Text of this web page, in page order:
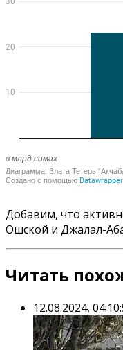
Добавим, что
Ошской и Джалал-
Читать
12.08.2024,